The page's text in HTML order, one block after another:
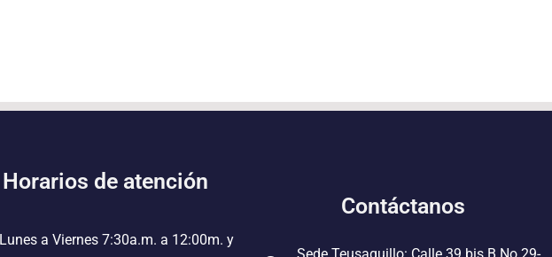
Horarios de atención
Lunes a Viernes 7:30a.m. a 12:00m. y
Contáctanos